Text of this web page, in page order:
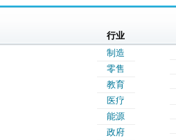
行业
制造
零售
教育
医疗
能源
政府